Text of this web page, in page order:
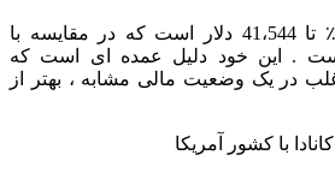
٪
تا 41،544 دلار است که در مقایسه با
است . این خود دلیل عمده ای است که
در یک وضعیت مالی مشابه ، بهتر از